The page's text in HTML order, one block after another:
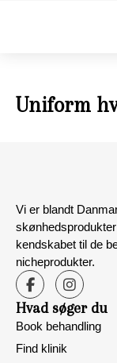
Uniform
Vi er blandt
kendskabet til de
nicheprodukter.
Hvad søger du
Book behandling
Find klinik